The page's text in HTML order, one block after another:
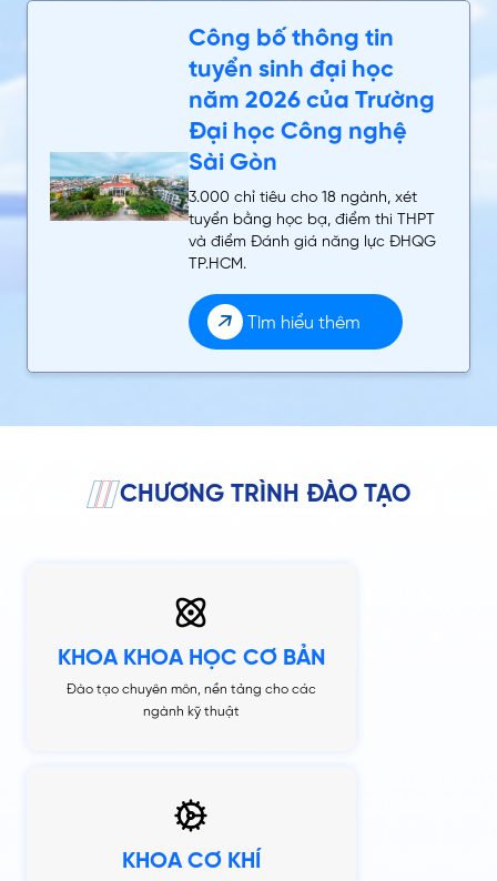
Công bố thông tin
tuyển sinh đại học
năm 2026 của Trường
Đại học Công nghệ
Sài Gòn
3.000 chỉ tiêu cho 18 ngành, xét
tuyển bằng học bạ, điểm thi THPT
và điểm Đánh giá năng lực ĐHQG
TP.HCM.
Tìm hiểu thêm
CHƯƠNG TRÌNH ĐÀO TẠO
KHOA KHOA HỌC CƠ BẢN
Đào tạo chuyên môn, nền tảng cho các
ngành kỹ thuật
KHOA CƠ KHÍ